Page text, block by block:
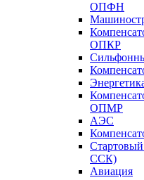
ОПФН
ОПКР
ОПМР
АЭС
ССК)
Авиация